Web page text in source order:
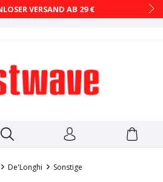
VERSAND AB 29 €
De'Longhi Sonstige